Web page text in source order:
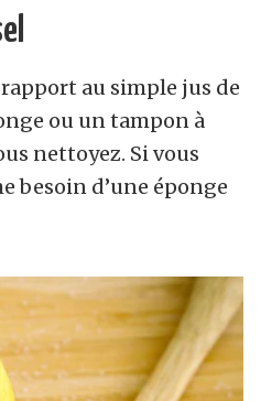
au simple jus de
ou un tampon à
nettoyez. Si vous
besoin d’une éponge